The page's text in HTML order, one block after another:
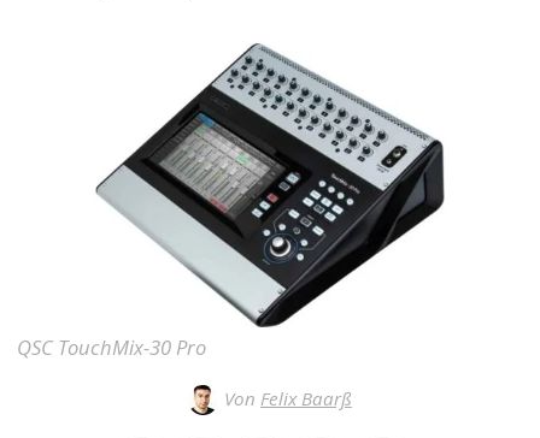
QSC TouchMix-30 Pro
Von Felix Baarß